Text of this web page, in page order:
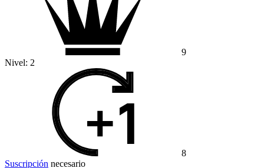
9
Nivel: 2
8
Suscripción necesario